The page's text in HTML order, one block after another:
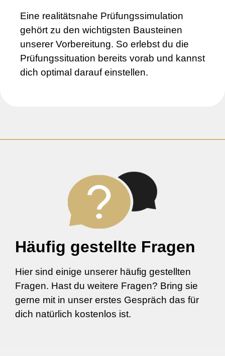
Eine realitätsnahe Prüfungssimulation
gehört zu den wichtigsten Bausteinen
unserer Vorbereitung. So erlebst du die
Prüfungssituation bereits vorab und kannst
dich optimal darauf einstellen.
Häufig gestellte Fragen
Hier sind einige unserer häufig gestellten
Fragen. Hast du weitere Fragen? Bring sie
gerne mit in unser erstes Gespräch das für
dich natürlich kostenlos ist.